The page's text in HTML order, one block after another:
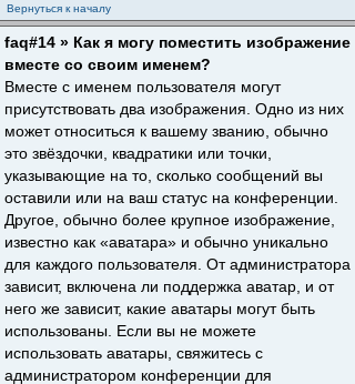
Вернуться к началу
faq#14 » Как я могу поместить изображение
вместе со своим именем?
Вместе с именем пользователя могут
присутствовать два изображения. Одно из них
может относиться к вашему званию, обычно
это звёздочки, квадратики или точки,
указывающие на то, сколько сообщений вы
оставили или на ваш статус на конференции.
Другое, обычно более крупное изображение,
известно как «аватара» и обычно уникально
для каждого пользователя. От администратора
зависит, включена ли поддержка аватар, и от
него же зависит, какие аватары могут быть
использованы. Если вы не можете
использовать аватары, свяжитесь с
администратором конференции для